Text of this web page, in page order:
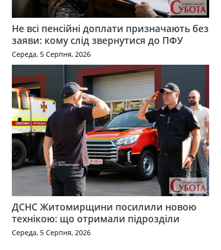
Не всі пенсійні доплати призначають без
заяви: кому слід звернутися до ПФУ
Середа, 5 Серпня, 2026
ДСНС Житомирщини посилили новою
технікою: що отримали підрозділи
Середа, 5 Серпня, 2026